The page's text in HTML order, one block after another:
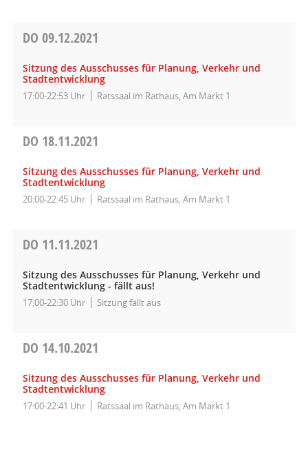
DO 09.12.2021
Sitzung des Ausschusses für Planung, Verkehr und
Stadtentwicklung
17:00-22:53 Uhr Ratssaal im Rathaus, Am Markt 1
DO 18.11.2021
Sitzung des Ausschusses für Planung, Verkehr und
Stadtentwicklung
20:00-22:45 Uhr Ratssaal im Rathaus, Am Markt 1
DO 11.11.2021
Sitzung des Ausschusses für Planung, Verkehr und
Stadtentwicklung - fällt aus!
17:00-22:30 Uhr Sitzung fällt aus
DO 14.10.2021
Sitzung des Ausschusses für Planung, Verkehr und
Stadtentwicklung
17:00-22:41 Uhr Ratssaal im Rathaus, Am Markt 1